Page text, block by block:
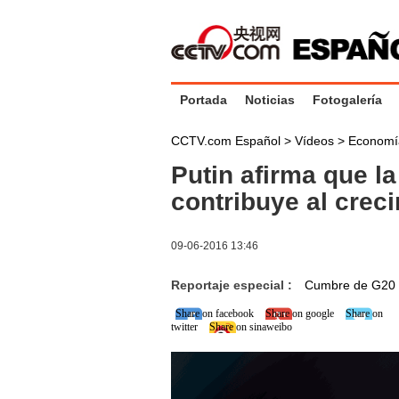
Portada Noticias Fotogalería
CCTV.com Español > Vídeos >
Putin afirma que
contribuye al
09-06-2016 13:46
Reportaje especial : Cumbre de G20
Share on facebook Share on google
Share on
twitter
Share on sinaweibo